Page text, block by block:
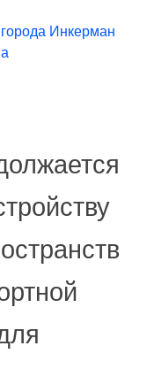
города Инкерман